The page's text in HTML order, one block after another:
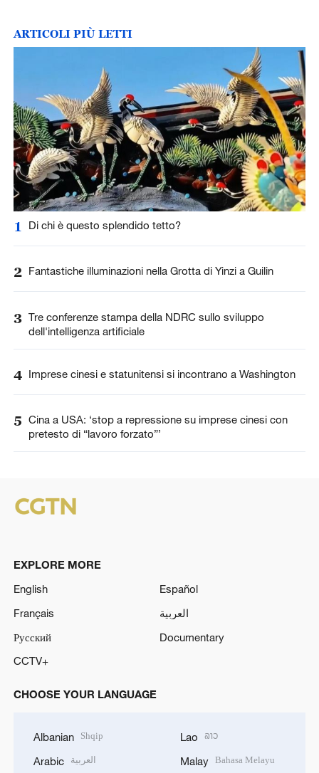
ARTICOLI PIÙ LETTI
1 Di chi è questo splendido tetto?
2 Fantastiche illuminazioni nella Grotta di Yinzi a Guilin
3 Tre conferenze stampa della NDRC sullo sviluppo
dell'intelligenza artificiale
4 Imprese cinesi e statunitensi si incontrano a Washington
5 Cina a USA: ‘stop a repressione su imprese cinesi con
pretesto di “lavoro forzato”’
EXPLORE MORE
English
Español
Français
العربية
Русский
Documentary
CCTV+
CHOOSE YOUR LANGUAGE
Albanian Shqip
Arabic العربية
Lao ລາວ
Malay Bahasa Melayu